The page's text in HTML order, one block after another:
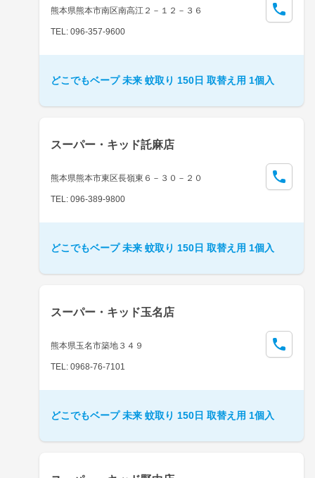
熊本県熊本市南区南高江２－１２－３６
TEL: 096-357-9600
どこでもベープ 未来 蚊取り 150日 取替え用 1個入
スーパー・キッド託麻店
熊本県熊本市東区長嶺東６－３０－２０
TEL: 096-389-9800
どこでもベープ 未来 蚊取り 150日 取替え用 1個入
スーパー・キッド玉名店
熊本県玉名市築地３４９
TEL: 0968-76-7101
どこでもベープ 未来 蚊取り 150日 取替え用 1個入